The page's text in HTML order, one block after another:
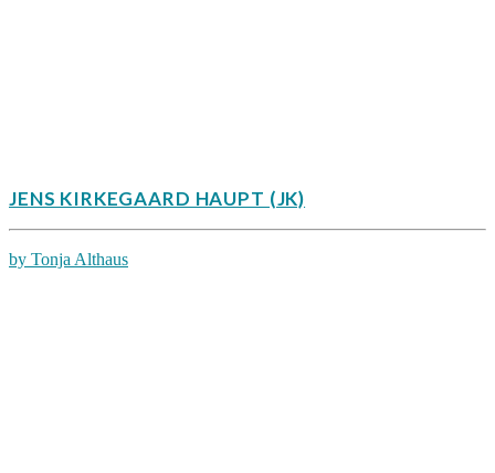
JENS KIRKEGAARD HAUPT (JK)
by Tonja Althaus